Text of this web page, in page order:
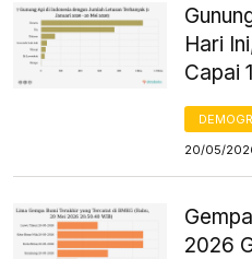
Hari
Capai
20/05/
2026